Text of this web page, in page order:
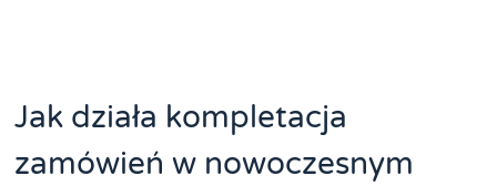
Jak działa kompletacja
zamówień w nowoczesnym